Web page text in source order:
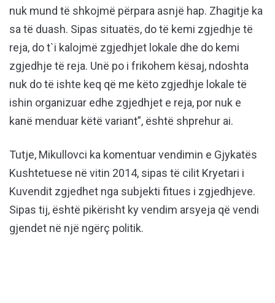
nuk mund të shkojmë përpara asnjë hap. Zhagitje ka
sa të duash. Sipas situatës, do të kemi zgjedhje të
reja, do t`i kalojmë zgjedhjet lokale dhe do kemi
zgjedhje të reja. Unë po i frikohem kësaj, ndoshta
nuk do të ishte keq që me këto zgjedhje lokale të
ishin organizuar edhe zgjedhjet e reja, por nuk e
kanë menduar këtë variant”, është shprehur ai.
Tutje, Mikullovci ka komentuar vendimin e Gjykatës
Kushtetuese në vitin 2014, sipas të cilit Kryetari i
Kuvendit zgjedhet nga subjekti fitues i zgjedhjeve.
Sipas tij, është pikërisht ky vendim arsyeja që vendi
gjendet në një ngërç politik.